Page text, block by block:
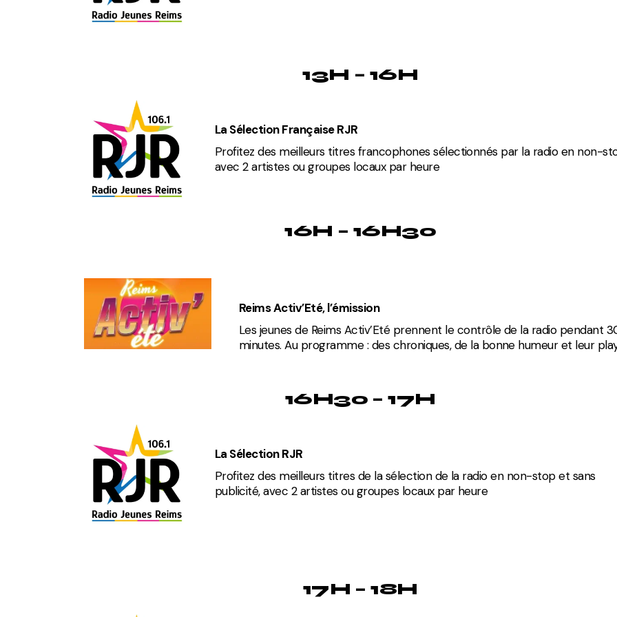
13H – 16H
La Sélection Française RJR
Profitez des meilleurs titres francophones sélectionnés par la radio en non-
avec 2 artistes ou groupes locaux par heure
16H – 16H30
Reims Activ’Eté, l’émission
Les jeunes de Reims Activ’Eté prennent le contrôle de la radio pendant
minutes. Au programme : des chroniques, de la bonne humeur et leur
16H30 – 17H
La Sélection RJR
Profitez des meilleurs titres de la sélection de la radio en non-stop et sans
publicité, avec 2 artistes ou groupes locaux par heure
17H – 18H